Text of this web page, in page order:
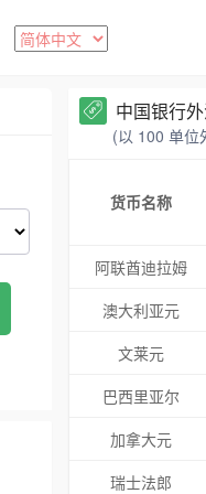
中国银行
(以 100 单位
货币名称
阿联酋迪拉姆
澳大利亚元
文莱元
巴西里亚尔
加拿大元
瑞士法郎